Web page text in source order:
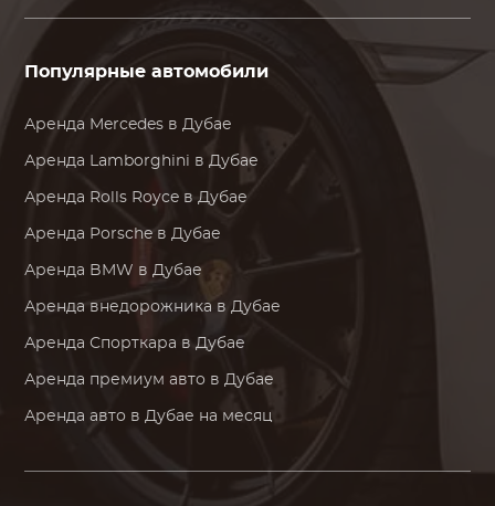
Популярные автомобили
Аренда Mercedes в Дубае
Аренда Lamborghini в Дубае
Аренда Rolls Royce в Дубае
Аренда Porsche в Дубае
Аренда BMW в Дубае
Аренда внедорожника в Дубае
Аренда Спорткара в Дубае
Аренда премиум авто в Дубае
Аренда авто в Дубае на месяц